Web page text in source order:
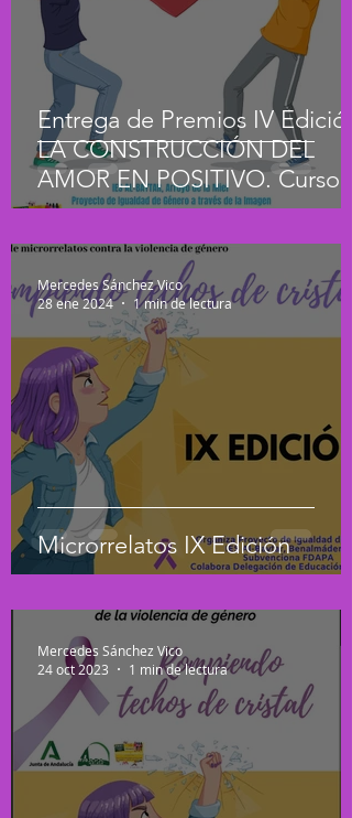
Entrega de Premios IV Edición
LA CONSTRUCCIÓN DEL
AMOR EN POSITIVO. Curso
2023/24
Microrrelatos IX Edición
Mercedes Sánchez Vico
28 ene 2024
1 min de lectura
Mercedes Sánchez Vico
24 oct 2023
1 min de lectura